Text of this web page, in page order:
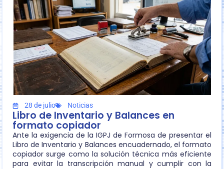
28 de julio Noticias
Libro de Inventario y Balances en
formato copiador
Ante la exigencia de la IGPJ de Formosa de presentar el
Libro de Inventario y Balances encuadernado, el formato
copiador surge como la solución técnica más eficiente
para evitar la transcripción manual y cumplir con la